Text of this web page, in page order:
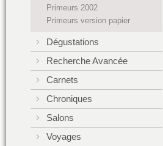
Primeurs 2002
Primeurs version papier
Dégustations
Recherche Avancée
Carnets
Chroniques
Salons
Voyages